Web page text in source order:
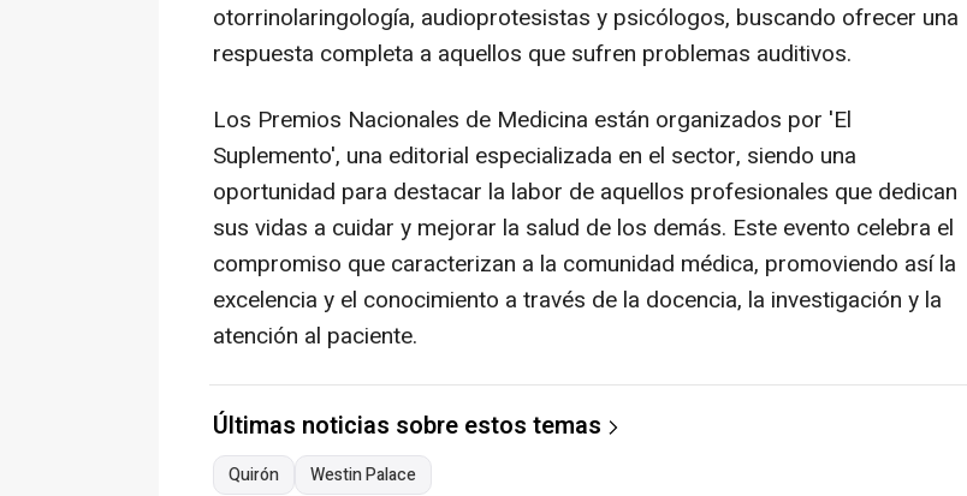
otorrinolaringología, audioprotesistas y psicólogos, buscando ofrecer una
respuesta completa a aquellos que sufren problemas auditivos.
Los Premios Nacionales de Medicina están organizados por 'El
Suplemento', una editorial especializada en el sector, siendo una
oportunidad para destacar la labor de aquellos profesionales que dedican
sus vidas a cuidar y mejorar la salud de los demás. Este evento celebra el
compromiso que caracterizan a la comunidad médica, promoviendo así la
excelencia y el conocimiento a través de la docencia, la investigación y la
atención al paciente.
Últimas noticias sobre estos temas
Quirón Westin Palace